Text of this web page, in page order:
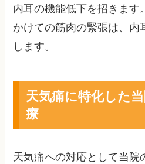
内耳の機能低下を招きます
かけての筋肉の緊張は、内
します。
天気痛に特化した
療
天気痛への対応として当院